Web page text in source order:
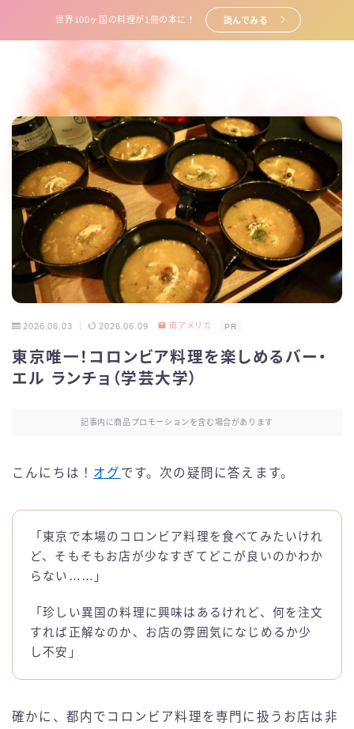
世界100ヶ国の料理が1冊の本に！ 読んでみる
2026.06.03 2026.06.09 南アメリカ PR
東京唯一！コロンビア料理を楽しめるバー・
エル ランチョ（学芸大学）
記事内に商品プロモーションを含む場合があります
こんにちは！ オグ です。次の疑問に答えます。
「東京で本場のコロンビア料理を食べてみたいけれ
ど、そもそもお店が少なすぎてどこが良いのかわか
らない……」
「珍しい異国の料理に興味はあるけれど、何を注文
すれば正解なのか、お店の雰囲気になじめるか少
し不安」
確かに、都内でコロンビア料理を専門に扱うお店は非